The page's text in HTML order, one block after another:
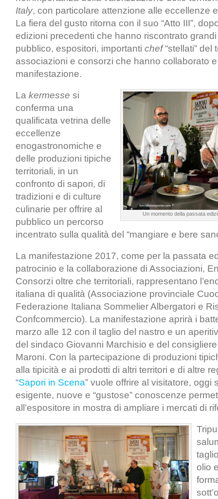
Italy, con particolare attenzione alle eccellenze
La fiera del gusto ritorna con il suo “Atto III”,
edizioni precedenti che hanno riscontrato
pubblico, espositori, importanti chef“stellati” del
associazioni e consorzi che hanno collaborato
manifestazione.
Un momento della passata
La kermesse si
conferma una
qualificata vetrina delle
eccellenze
enogastronomiche e
delle produzioni tipiche
territoriali, in un
confronto di sapori, di
tradizioni e di culture
culinarie per offrire al
pubblico un percorso
incentrato sulla qualità del “mangiare e bere
La manifestazione 2017, come per la passata
patrocinio e la collaborazione di Associazioni,
Consorzi oltre che territoriali, rappresentano
italiana di qualità (Associazione provinciale
Federazione Italiana Sommelier Albergatori e
Confcommercio). La manifestazione aprirà i
marzo alle 12 con il taglio del nastro e un
del sindaco Giovanni Marchisio e del
Maroni. Con la partecipazione di produzioni
alla tipicità e ai prodotti di altri territori e di altre
“Sapori in Scena” vuole offrire al visitatore, oggi
esigente, nuove e “gustose” conoscenze
all’espositore in mostra di ampliare i mercati di
olio